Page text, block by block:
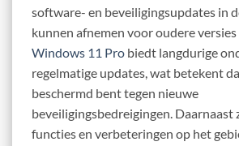
software- en beveiligingsupdates in
kunnen afnemen voor oudere
Windows 11 Pro biedt langdurige
regelmatige updates, wat betekent
beschermd bent tegen nieuwe
beveiligingsbedreigingen. Daarnaast
functies en verbeteringen op het